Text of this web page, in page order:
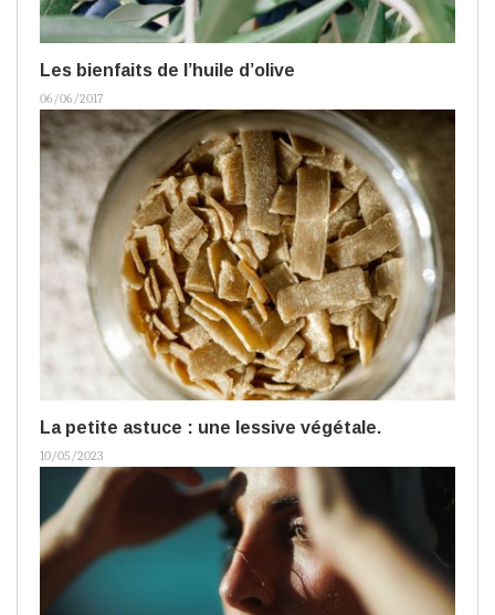
Les bienfaits de l’huile d’olive
06/06/2017
La petite astuce : une lessive végétale.
10/05/2023